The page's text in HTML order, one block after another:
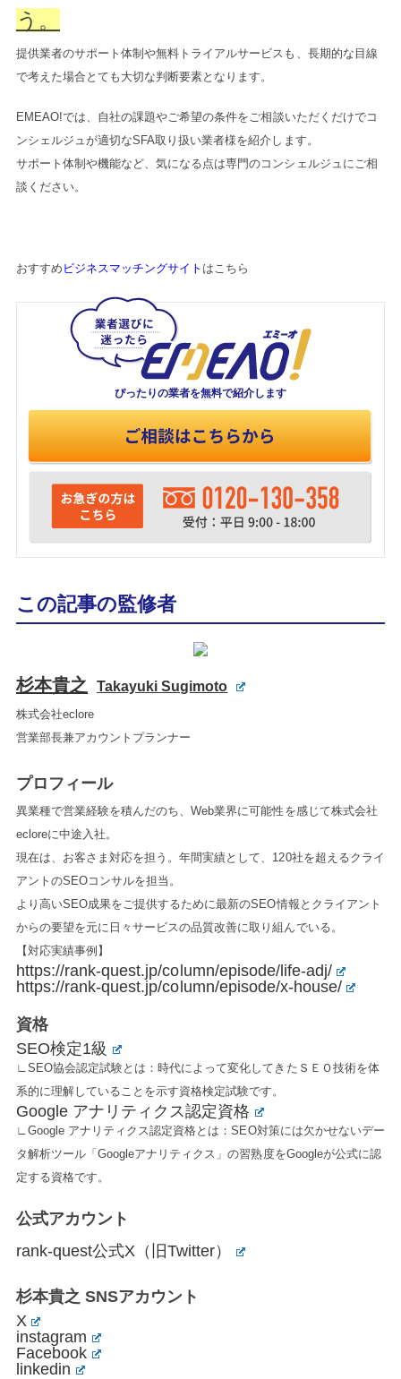
う。
提供業者のサポート体制や無料トライアルサービスも、長期的な目線
で考えた場合とても大切な判断要素となります。
EMEAO!では、自社の課題やご希望の条件をご相談いただくだけでコ
ンシェルジュが適切なSFA取り扱い業者様を紹介します。
サポート体制や機能など、気になる点は専門のコンシェルジュにご相
談ください。
おすすめ ビジネスマッチングサイト はこちら
ぴったりの業者を無料で紹介します
この記事の監修者
杉本貴之 Takayuki Sugimoto
株式会社eclore
営業部長兼アカウントプランナー
プロフィール
異業種で営業経験を積んだのち、Web業界に可能性を感じて株式会社
ecloreに中途入社。
現在は、お客さま対応を担う。年間実績として、120社を超えるクライ
アントのSEOコンサルを担当。
より高いSEO成果をご提供するために最新のSEO情報とクライアント
からの要望を元に日々サービスの品質改善に取り組んでいる。
【対応実績事例】
https://rank-quest.jp/column/episode/life-adj/
https://rank-quest.jp/column/episode/x-house/
資格
SEO検定1級
∟SEO協会認定試験とは：時代によって変化してきたＳＥＯ技術を体
系的に理解していることを示す資格検定試験です。
Google アナリティクス認定資格
∟Google アナリティクス認定資格とは：SEO対策には欠かせないデー
タ解析ツール「Googleアナリティクス」の習熟度をGoogleが公式に認
定する資格です。
公式アカウント
rank-quest公式X（旧Twitter）
杉本貴之 SNSアカウント
X
instagram
Facebook
linkedin